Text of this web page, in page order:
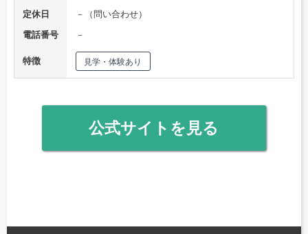
定休日
－（問い合わせ）
電話番号
－
特徴 見学・体験あり
公式サイトを見る